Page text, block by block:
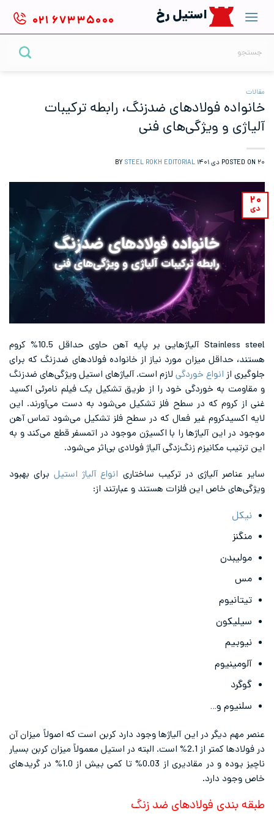
content
استیل رخ ۰۲۱ ۶۷۳۳۵۰۰۰
مقالات
خانواده فولادهای ضدزنگ، رابطه ترکیبات
آلیاژی و ویژگی‌های فنی
POSTED ON ۲۰ دی ۱۴۰۱ STEEL ROKH EDITORIAL
۲۰
دی
Stainless steel آلیاژهایی بر پایه آهن حاوی حداقل 10.5% کروم
هستند، حداقل میزان مورد نیاز از خانواده فولادهای ضدزنگ که برای
جلوگیری از انواع خوردگی لازم است. آلیاژهای استیل ویژگی‌های ضدزنگ
و مقاومت به خوردگی خود را از طریق تشکیل یک فیلم نامرئی اکسید
غنی از کروم که در سطح فلز تشکیل می‌شود به دست می‌آورند. این
لایه اکسیدکروم غیر فعال که در سطح فلز تشکیل می‌شود تماس آهن
موجود در این آلیاژها را با اکسیژن موجود در اتمسفر قطع می‌کند و به
این ترتیب مکانیزم زنگ‌زدگی آلیاژ فولادی بی‌اثر می‌شود.
سایر عناصر آلیاژی در ترکیب ساختاری انواع آلیاژ استیلبرای بهبود
ویژگی‌های خاص این فلزات هستند و عبارتند از:
نیکل
منگنز
مولیبدن
مس
تیتانیوم
سیلیکون
نیوبیم
آلومینیوم
گوگرد
سلنیوم و…
عنصر مهم دیگر در این آلیاژها وجود دارد کربن است که اصولاً میزان آن
در فولادها کمتر از 2.1% است. البته در استیل معمولاً میزان کربن بسیار
ناچیز بوده و در مقادیری از 0.03% تا کمی بیش از 1.0% در گریدهای
خاص وجود دارد.
طبقه بندی فولادهای ضد زنگ